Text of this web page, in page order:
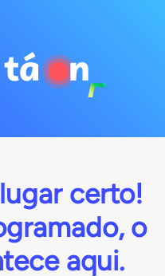
certo!
o
aqui.